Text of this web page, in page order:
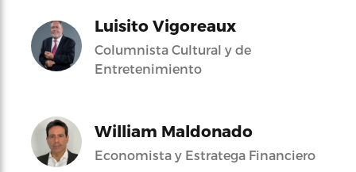
Luisito Vigoreaux
Columnista Cultural y de
Entretenimiento
William Maldonado
Economista y Estratega Financiero